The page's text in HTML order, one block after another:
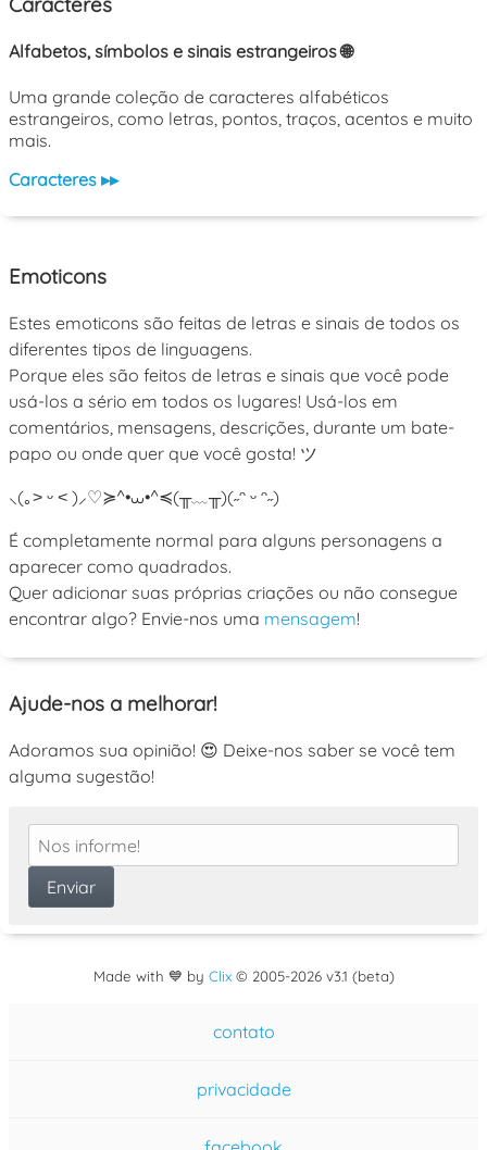
Alfabetos, símbolos e sinais estrangeiros 🌐
Uma grande coleção de caracteres alfabéticos
estrangeiros, como letras, pontos, traços, acentos e muito
mais.
Caracteres ▸▸
Emoticons
Estes emoticons são feitas de letras e sinais de todos os
diferentes tipos de linguagens.
Porque eles são feitos de letras e sinais que você pode
usá-los a sério em todos os lugares! Usá-los em
comentários, mensagens, descrições, durante um bate-
papo ou onde quer que você gosta! ツ
⸜(｡˃ ᵕ ˂ )⸝♡≽^•⩊•^≼(╥﹏╥)(˶ᵔ ᵕ ᵔ˶)
É completamente normal para alguns personagens a
aparecer como quadrados.
Quer adicionar suas próprias criações ou não consegue
encontrar algo? Envie-nos uma mensagem!
Ajude-nos a melhorar!
Adoramos sua opinião! 😍 Deixe-nos saber se você tem
alguma sugestão!
Made with 💙 by Clix© 2005-2026 v3.1 (beta)
contato
privacidade